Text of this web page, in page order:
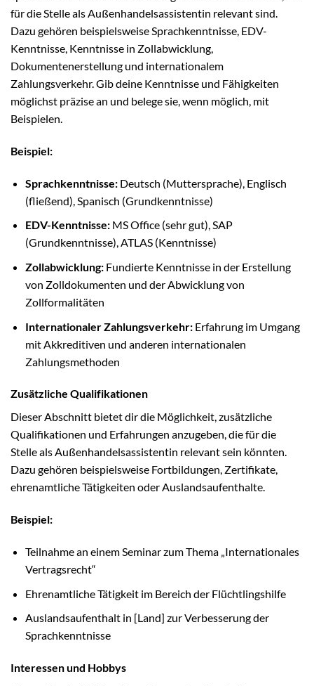
für die Stelle als Außenhandelsassistentin relevant sind.
Dazu gehören beispielsweise Sprachkenntnisse, EDV-
Kenntnisse, Kenntnisse in Zollabwicklung,
Dokumentenerstellung und internationalem
Zahlungsverkehr. Gib deine Kenntnisse und Fähigkeiten
möglichst präzise an und belege sie, wenn möglich, mit
Beispielen.
Beispiel:
Sprachkenntnisse:Deutsch (Muttersprache), Englisch
(fließend), Spanisch (Grundkenntnisse)
EDV-Kenntnisse:MS Office (sehr gut), SAP
(Grundkenntnisse), ATLAS (Kenntnisse)
Zollabwicklung:Fundierte Kenntnisse in der Erstellung
von Zolldokumenten und der Abwicklung von
Zollformalitäten
Internationaler Zahlungsverkehr:Erfahrung im Umgang
mit Akkreditiven und anderen internationalen
Zahlungsmethoden
Zusätzliche Qualifikationen
Dieser Abschnitt bietet dir die Möglichkeit, zusätzliche
Qualifikationen und Erfahrungen anzugeben, die für die
Stelle als Außenhandelsassistentin relevant sein könnten.
Dazu gehören beispielsweise Fortbildungen, Zertifikate,
ehrenamtliche Tätigkeiten oder Auslandsaufenthalte.
Beispiel:
Teilnahme an einem Seminar zum Thema „Internationales
Vertragsrecht“
Ehrenamtliche Tätigkeit im Bereich der Flüchtlingshilfe
Auslandsaufenthalt in [Land] zur Verbesserung der
Sprachkenntnisse
Interessen und Hobbys